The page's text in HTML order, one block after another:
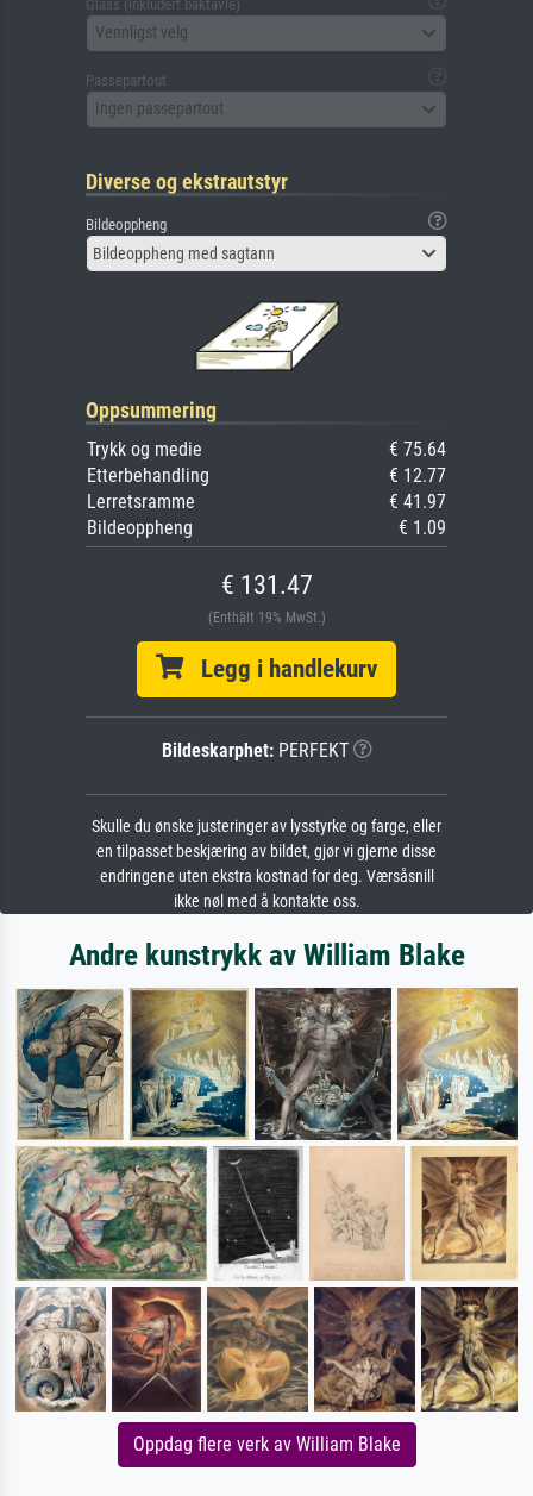
Glass (inkludert baktavle)
Vennligst velg
Passepartout
Ingen passepartout
Diverse og ekstrautstyr
Bildeoppheng
Bildeoppheng med sagtann
Oppsummering
Trykk og medie
€ 75.64
Etterbehandling
€ 12.77
Lerretsramme
€ 41.97
Bildeoppheng
€ 1.09
€ 131.47
(Enthält 19% MwSt.)
Legg i handlekurv
Bildeskarphet:PERFEKT
Skulle du ønske justeringer av lysstyrke og farge, eller
en tilpasset beskjæring av bildet, gjør vi gjerne disse
endringene uten ekstra kostnad for deg. Værsåsnill
ikke nøl med å kontakte oss.
Andre kunstrykk av William Blake
Oppdag flere verk av William Blake